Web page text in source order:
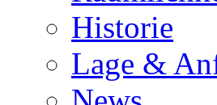
Historie
Lage &